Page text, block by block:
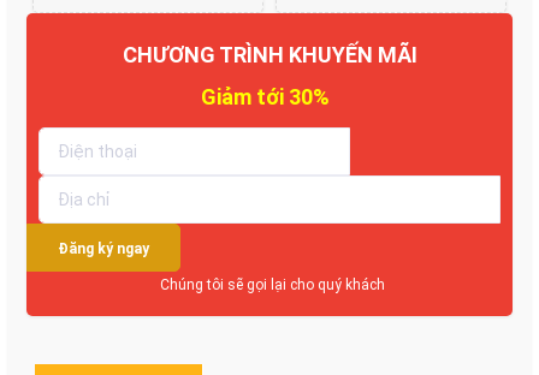
CHƯƠNG TRÌNH KHUYẾN MÃI
Đăng ký ngay
Chúng tôi sẽ gọi lại cho quý khách